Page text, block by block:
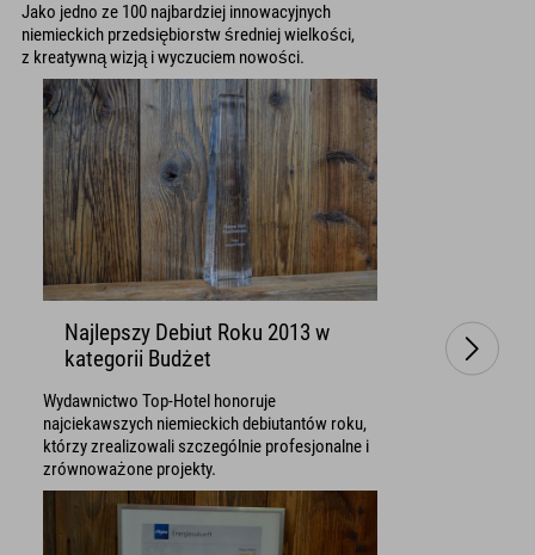
Jako jedno ze 100 najbardziej innowacyjnych
niemieckich przedsiębiorstw średniej wielkości,
z kreatywną wizją i wyczuciem nowości.
Najlepszy Debiut Roku 2013 w
kategorii Budżet
Wydawnictwo Top-Hotel honoruje
najciekawszych niemieckich debiutantów roku,
którzy zrealizowali szczególnie profesjonalne i
zrównoważone projekty.